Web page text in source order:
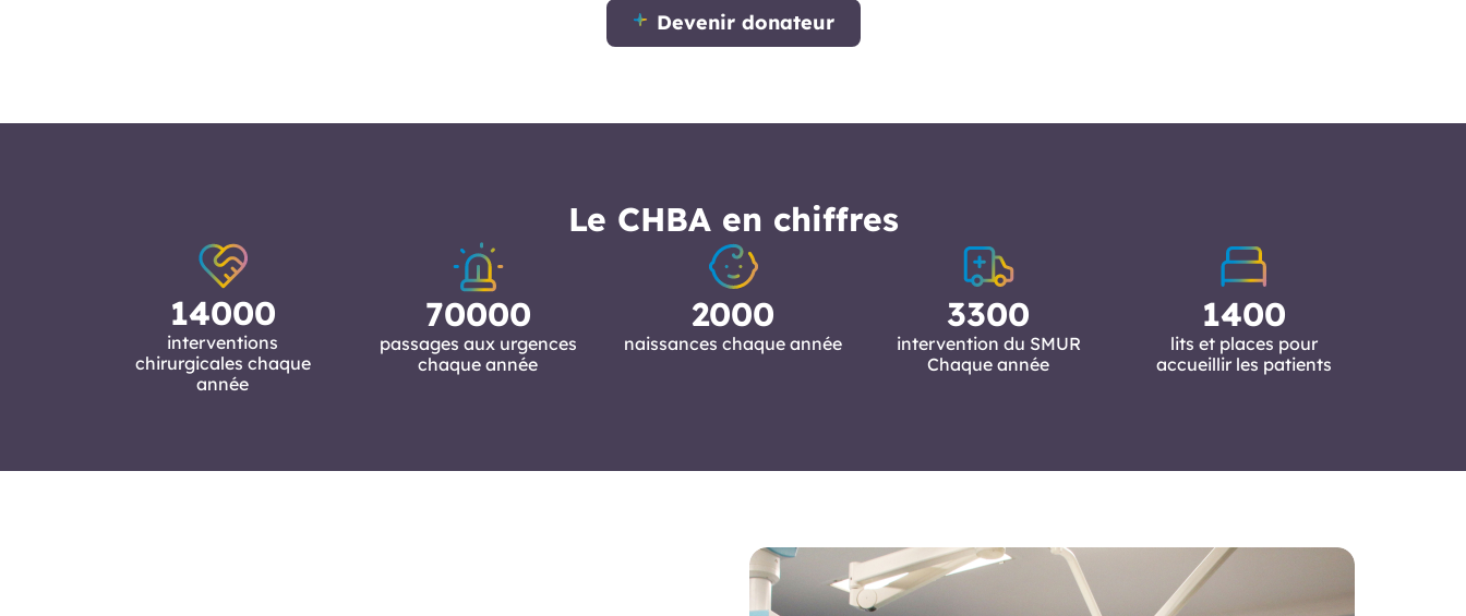
Devenir donateur
Le CHBA en chiffres
14000
interventions
chirurgicales chaque
année
70000
passages aux urgences
chaque année
2000
naissances chaque année
3300
intervention du SMUR
Chaque année
1400
lits et places pour
accueillir les patients